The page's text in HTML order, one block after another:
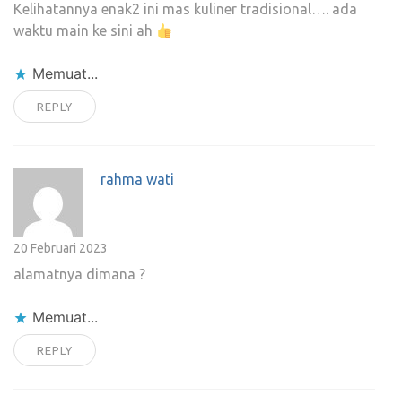
Kelihatannya enak2 ini mas kuliner tradisional…. ada
waktu main ke sini ah
Memuat...
REPLY
rahma wati
20 Februari 2023
alamatnya dimana ?
Memuat...
REPLY